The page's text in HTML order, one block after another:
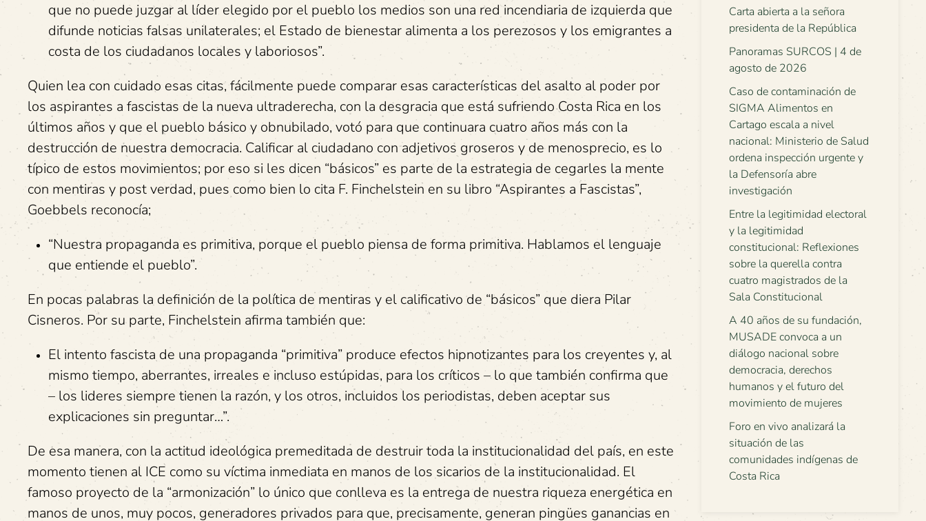
que no puede juzgar al líder elegido por el pueblo los medios son una red incendiaria de izquierda que
difunde noticias falsas unilaterales; el Estado de bienestar alimenta a los perezosos y los emigrantes a
costa de los ciudadanos locales y laboriosos”.
Quien lea con cuidado esas citas, fácilmente puede comparar esas características del asalto al poder por
los aspirantes a fascistas de la nueva ultraderecha, con la desgracia que está sufriendo Costa Rica en los
últimos años y que el pueblo básico y obnubilado, votó para que continuara cuatro años más con la
destrucción de nuestra democracia. Calificar al ciudadano con adjetivos groseros y de menosprecio, es lo
típico de estos movimientos; por eso si les dicen “básicos” es parte de la estrategia de cegarles la mente
con mentiras y post verdad, pues como bien lo cita F. Finchelstein en su libro “Aspirantes a Fascistas”,
Goebbels reconocía;
“Nuestra propaganda es primitiva, porque el pueblo piensa de forma primitiva. Hablamos el lenguaje
que entiende el pueblo”.
En pocas palabras la definición de la política de mentiras y el calificativo de “básicos” que diera Pilar
Cisneros. Por su parte, Finchelstein afirma también que:
El intento fascista de una propaganda “primitiva” produce efectos hipnotizantes para los creyentes y, al
mismo tiempo, aberrantes, irreales e incluso estúpidas, para los críticos – lo que también confirma que
– los lideres siempre tienen la razón, y los otros, incluidos los periodistas, deben aceptar sus
explicaciones sin preguntar…”.
De esa manera, con la actitud ideológica premeditada de destruir toda la institucionalidad del país, en este
momento tienen al ICE como su víctima inmediata en manos de los sicarios de la institucionalidad. El
famoso proyecto de la “armonización” lo único que conlleva es la entrega de nuestra riqueza energética en
manos de unos, muy pocos, generadores privados para que, precisamente, generan pingües ganancias en
Carta abierta a la señora
presidenta de la República
Panoramas SURCOS | 4 de
agosto de 2026
Caso de contaminación de
SIGMA Alimentos en
Cartago escala a nivel
nacional: Ministerio de Salud
ordena inspección urgente y
la Defensoría abre
investigación
Entre la legitimidad electoral
y la legitimidad
constitucional: Reflexiones
sobre la querella contra
cuatro magistrados de la
Sala Constitucional
A 40 años de su fundación,
MUSADE convoca a un
diálogo nacional sobre
democracia, derechos
humanos y el futuro del
movimiento de mujeres
Foro en vivo analizará la
situación de las
comunidades indígenas de
Costa Rica